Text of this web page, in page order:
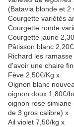
(Batavia blonde et 2
Courgette variétés
Courgette ronde
Courgette jaune
Pâtisson blanc
Richard les
d'avoir une chaire
Fève 2,50€/Kg x
Oignon blanc
oignon doux 1,80€/
oignon rose
de 3 gros calibre) x
Ail violet 7,50/kg x